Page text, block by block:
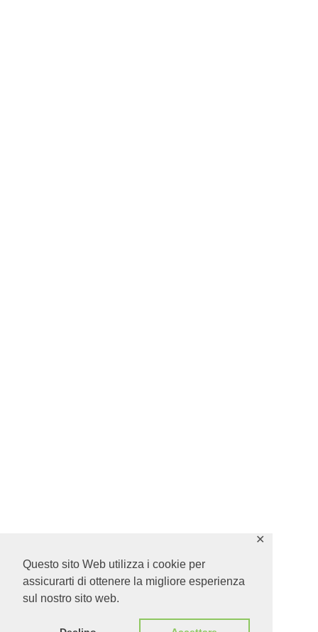
Questo sito Web utilizza i cookie per
assicurarti di ottenere la migliore esperienza
sul nostro sito web.
✕